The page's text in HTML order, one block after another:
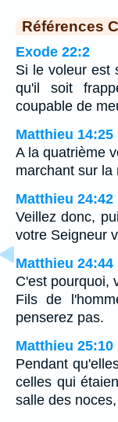
Références
Exode 22:2
Si le voleur est
qu'il soit
coupable de
Matthieu 14:25
A la quatrième
marchant sur la
Matthieu 24:42
Veillez donc,
votre Seigneur
Matthieu 24:44
C'est pourquoi,
Fils de
penserez pas.
Matthieu 25:10
Pendant
celles qui
salle des